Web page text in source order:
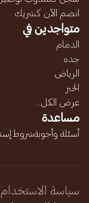
انضم الآن كشريك
متواجدين في
الدمام
جده
الرياض
الخبر
عرض الكل...
مساعدة
أسئلة وأجوبةشروط
سياسة الاستخدام